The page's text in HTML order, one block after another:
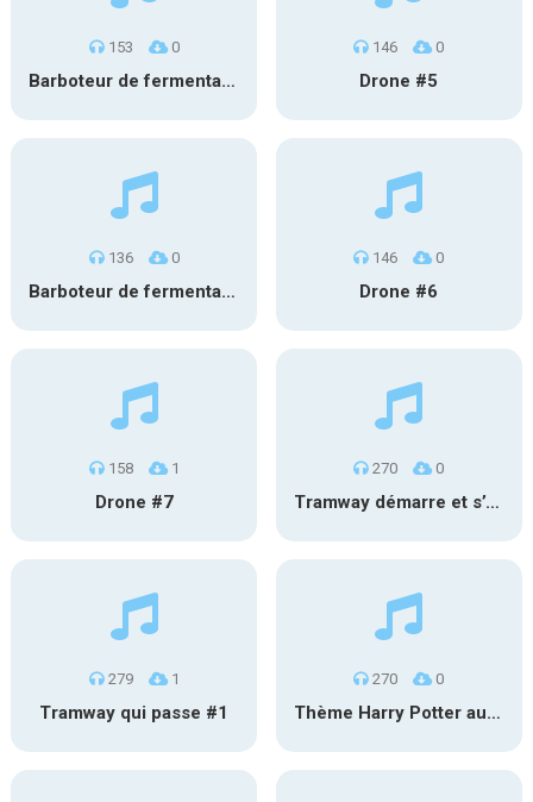
153 0
Barboteur de fermentation #1
146 0
Drone #5
136 0
Barboteur de fermentation #2
146 0
Drone #6
158 1
Drone #7
270 0
Tramway démarre et s’éloigne #2
279 1
Tramway qui passe #1
270 0
Thème Harry Potter au carillon